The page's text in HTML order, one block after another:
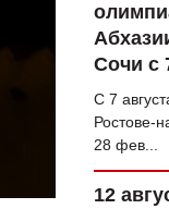
Сочи с
С 7
Ростове-
28 фев...
12